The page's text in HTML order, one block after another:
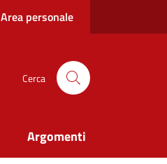
Area personale
Cerca
Argomenti